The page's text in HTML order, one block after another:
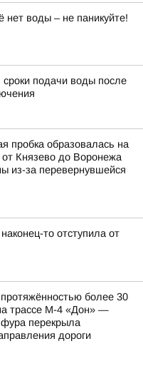
нет воды – не паникуйте!
подачи воды после
пробка образовалась на
Князево до Воронежа
из-за перевернувшейся
то отступила от
протяжённостью более 30
трассе М-4 «Дон» —
перекрыла
дороги